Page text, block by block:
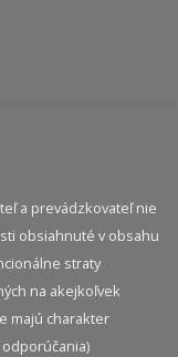
a prevádzkovateľ nie
obsiahnuté v obsahu
straty
na akejkoľvek
majú charakter